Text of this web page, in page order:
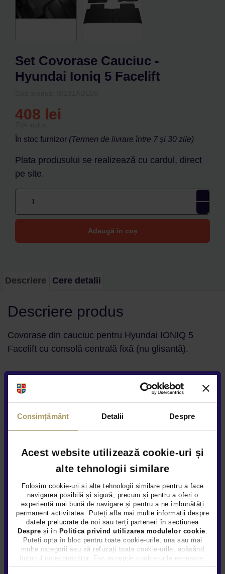
Consimțământ Detalii Despre
Acest website utilizează cookie-uri și
alte tehnologii similare
Folosim cookie-uri și alte tehnologii similare pentru a face
navigarea posibilă și sigură, precum și pentru a oferi o
experiență mai bună de navigare și pentru a ne îmbunătăți
permanent activitatea. Puteți afla mai multe informații despre
datele prelucrate de noi sau terți parteneri în secțiunea
Despre și în Politica privind utilizarea modulelor cookie.
Puteți opta în bloc pentru toate cookie-urile, una sau mai
multe categorii sau să refuzați toate cookie-urile, apăsând
butonul corespunzător. Fac excepție cookie-urile necesare,
care sunt activate automat, conform legislației în vigoare.
Set Covorase Cauciuc -
Hyundai Ioniq 5 Facelift
408 lei
În stoc furnizor (Termen de livrare între 7 și 30 zile)
Plata produsului se realizează cu cardul, direct
pe site.
Adaugă în coș
Descriere Cere detalii
Descriere produs
Covorașe din cauciuc pentru Hyundai IONIQ 5
Facelift cu consolă centrală fixă ​​(nu glisantă).
Protejează interiorul de apă, noroi și alte murdării
Ușor de curățat datorită suprafeței protectoare
Fabricate special pentru IONIQ 5 cu consolă
pasagerului
Set de trei covorașe (1x șofer, 1x pasager și 1x
covoraș mare pentru ambele locuri din spate)
Compatibil cu Hyundai IONIQ 5 facelift fără consolă
centrală glisantă